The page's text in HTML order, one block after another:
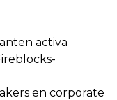
activa
en corporate